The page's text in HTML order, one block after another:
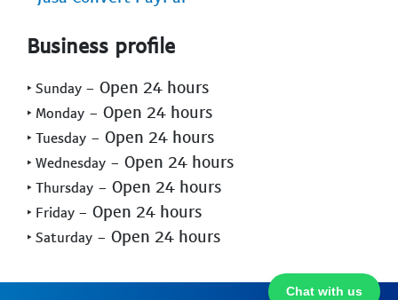
Chat with us
Business profile
‣ Sunday - Open 24 hours
‣ Monday - Open 24 hours
‣ Tuesday - Open 24 hours
‣ Wednesday - Open 24 hours
‣ Thursday - Open 24 hours
‣ Friday - Open 24 hours
‣ Saturday - Open 24 hours